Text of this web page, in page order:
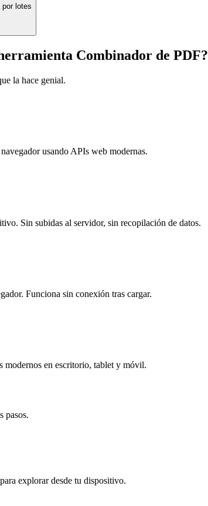
lotes
Combinador de PDF?
la hace genial.
usando APIs web modernas.
Sin subidas al servidor, sin recopilación de datos.
Funciona sin conexión tras cargar.
modernos en escritorio, tablet y móvil.
pasos.
explorar desde tu dispositivo.